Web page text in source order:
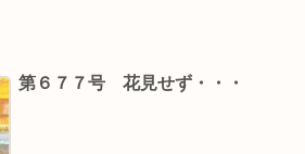
第６７７号 花見せず・・・